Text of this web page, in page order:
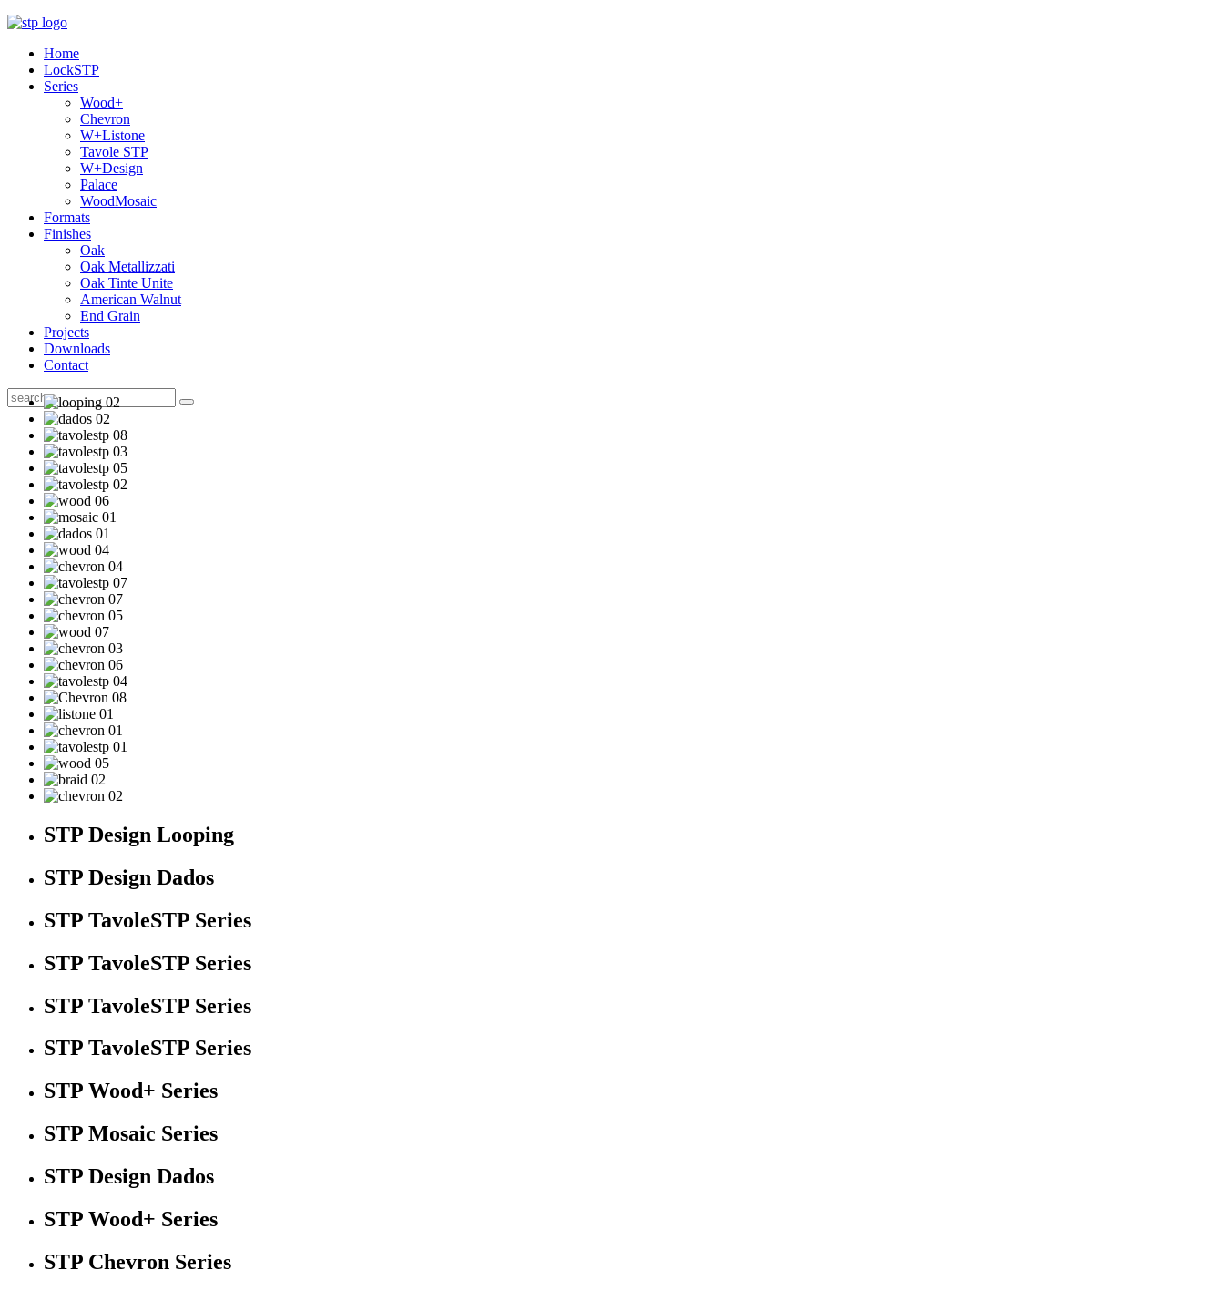
Home
LockSTP
Series
Wood+
Chevron
W+Listone
Tavole STP
W+Design
Palace
WoodMosaic
Formats
Finishes
Oak
Oak Metallizzati
Oak Tinte Unite
American Walnut
End Grain
Projects
Downloads
Contact
STP Design Looping
STP Design Dados
STP TavoleSTP Series
STP TavoleSTP Series
STP TavoleSTP Series
STP TavoleSTP Series
STP Wood+ Series
STP Mosaic Series
STP Design Dados
STP Wood+ Series
STP Chevron Series